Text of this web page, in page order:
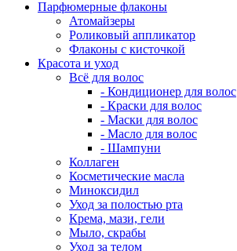
Парфюмерные флаконы
Атомайзеры
Роликовый аппликатор
Флаконы с кисточкой
Красота и уход
Всё для волос
- Кондиционер для волос
- Краски для волос
- Маски для волос
- Масло для волос
- Шампуни
Коллаген
Косметические масла
Миноксидил
Уход за полостью рта
Крема, мази, гели
Мыло, скрабы
Уход за телом